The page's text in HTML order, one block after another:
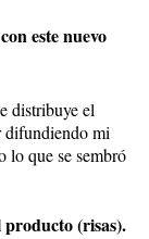
este nuevo
distribuye el
difundiendo mi
lo que se sembró
producto (risas).